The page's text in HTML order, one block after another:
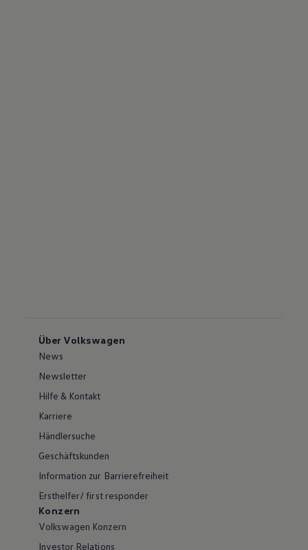
Über Volkswagen
News
Newsletter
Hilfe & Kontakt
Karriere
Händlersuche
Geschäftskunden
Information zur Barrierefreiheit
Ersthelfer/ first responder
Konzern
Volkswagen Konzern
Investor Relations